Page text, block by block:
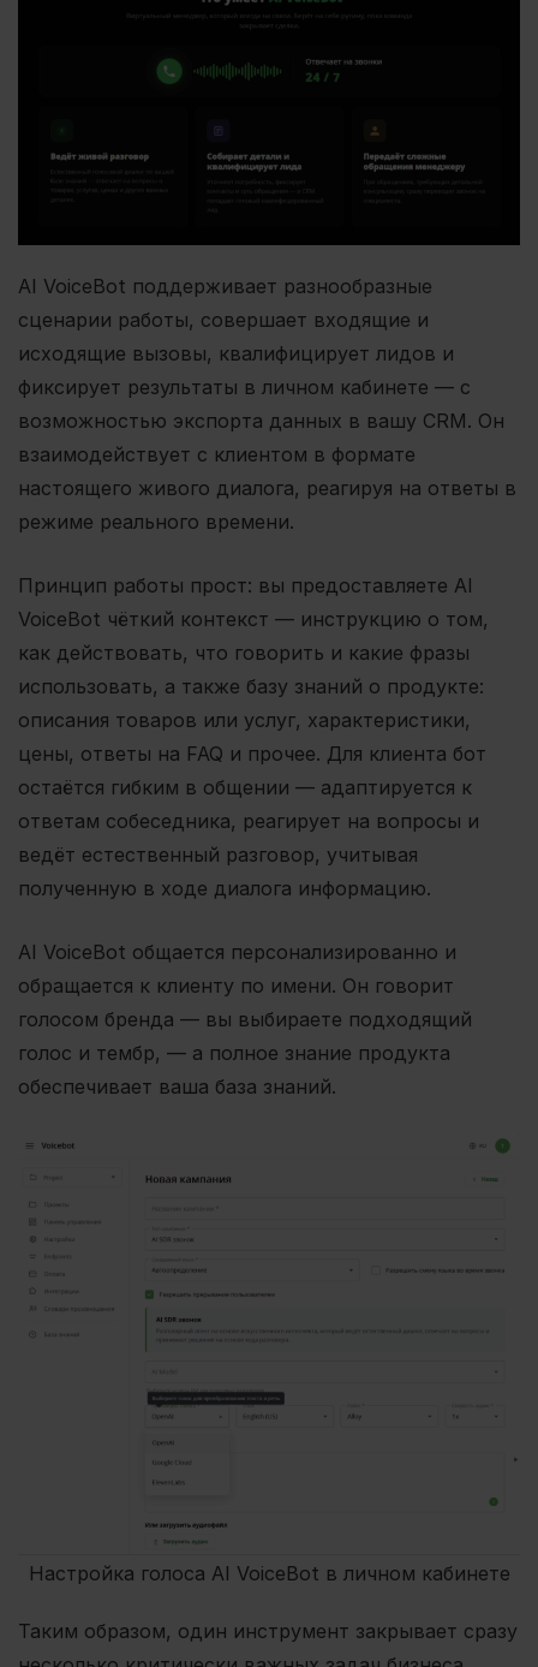
AI VoiceBot поддерживает разнообразные
сценарии работы, совершает входящие и
исходящие вызовы, квалифицирует лидов и
фиксирует результаты в личном кабинете — с
возможностью экспорта данных в вашу CRM. Он
взаимодействует с клиентом в формате
настоящего живого диалога, реагируя на ответы в
режиме реального времени.
Принцип работы прост: вы предоставляете AI
VoiceBot чёткий контекст — инструкцию о том,
как действовать, что говорить и какие фразы
использовать, а также базу знаний о продукте:
описания товаров или услуг, характеристики,
цены, ответы на FAQ и прочее. Для клиента бот
остаётся гибким в общении — адаптируется к
ответам собеседника, реагирует на вопросы и
ведёт естественный разговор, учитывая
полученную в ходе диалога информацию.
AI VoiceBot общается персонализированно и
обращается к клиенту по имени. Он говорит
голосом бренда — вы выбираете подходящий
голос и тембр, — а полное знание продукта
обеспечивает ваша база знаний.
Настройка голоса AI VoiceBot в личном кабинете
Таким образом, один инструмент закрывает сразу